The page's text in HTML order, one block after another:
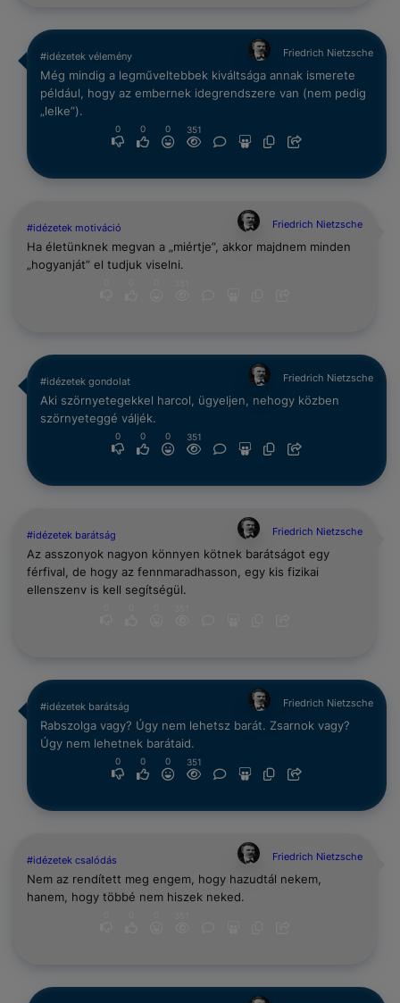
#idézetek vélemény Friedrich Nietzsche
Még mindig a legműveltebbek kiváltsága annak ismerete
például, hogy az embernek idegrendszere van (nem pedig
„lelke”).
0 0 0 351
#idézetek motiváció Friedrich Nietzsche
Ha életünknek megvan a „miértje”, akkor majdnem minden
„hogyanját” el tudjuk viselni.
#idézetek gondolat Friedrich Nietzsche
Aki szörnyetegekkel harcol, ügyeljen, nehogy közben
szörnyeteggé váljék.
0 0 0 351
#idézetek barátság Friedrich Nietzsche
Az asszonyok nagyon könnyen kötnek barátságot egy
férfival, de hogy az fennmaradhasson, egy kis fizikai
ellenszenv is kell segítségül.
#idézetek barátság Friedrich Nietzsche
Rabszolga vagy? Úgy nem lehetsz barát. Zsarnok vagy?
Úgy nem lehetnek barátaid.
0 0 0 351
#idézetek csalódás Friedrich Nietzsche
Nem az rendített meg engem, hogy hazudtál nekem,
hanem, hogy többé nem hiszek neked.